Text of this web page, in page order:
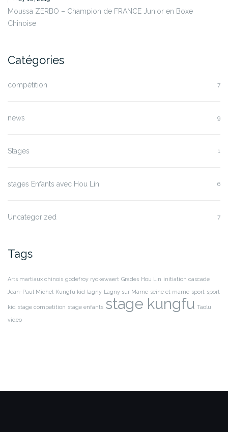
Moussa ZERBO – Champion de FRANCE Junior en Boxe
Chinoise
Catégories
compétition 7
news 9
Stages 1
stages Enfants avec Hou Lin 6
Uncategorized 7
Tags
Arts martiaux chinois godefroy ryckewaert Grades Hou Lin initiation cascade
Jean-Paul Michel Kungfu kid lagny Lagny sur Marne seine et marne sport sport
kid stage competition stage enfants stage kungfu Taolu
video